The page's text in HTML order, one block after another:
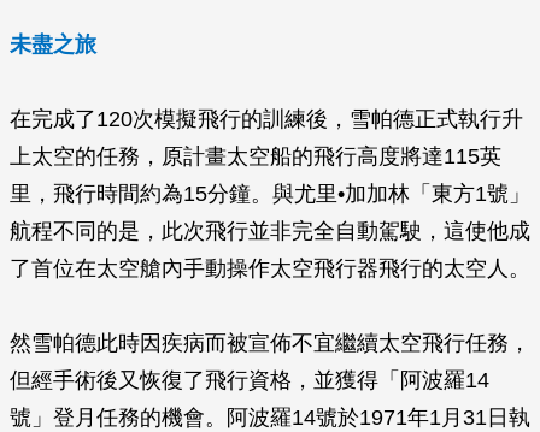
未盡之旅
在完成了120次模擬飛行的訓練後，雪帕德正式執行升
上太空的任務，原計畫太空船的飛行高度將達115英
里，飛行時間約為15分鐘。與尤里•加加林「東方1號」
航程不同的是，此次飛行並非完全自動駕駛，這使他成
了首位在太空艙內手動操作太空飛行器飛行的太空人。
然雪帕德此時因疾病而被宣佈不宜繼續太空飛行任務，
但經手術後又恢復了飛行資格，並獲得「阿波羅14
號」登月任務的機會。阿波羅14號於1971年1月31日執